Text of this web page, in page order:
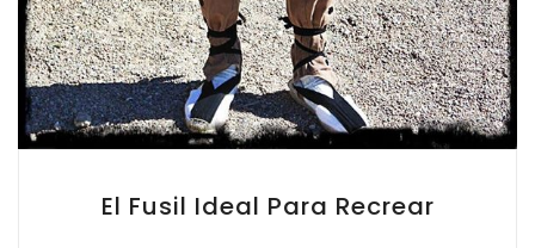
El Fusil Ideal Para Recrear